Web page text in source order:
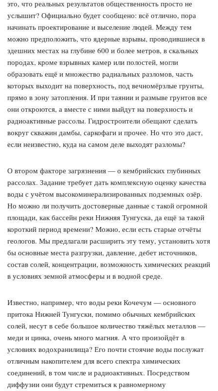
это, что реальных результатов общественность просто не
услышит? Официально будет сообщено: всё отлично, пора
начинать проектирование и выселение людей. Между тем
можно предположить, что ядерные взрывы, проводившиеся в
здешних местах на глубине 600 и более метров, в скальных
породах, кроме взрывных камер или полостей, могли
образовать ещё и множество радиальных разломов, часть
которых выходит на поверхность, под вечномёрзлые грунты,
прямо в зону затопления. И при таянии и размыве грунтов все
они откроются, а вместе с ними выйдут на поверхность и
радиоактивные рассолы. Гидростроители обещают сделать
вокруг скважин дамбы, саркофаги и прочее. Но что это даст,
если неизвестно, куда на самом деле выходят разломы?
О втором факторе загрязнения — о кембрийских глубинных
рассолах. Задание требует дать комплексную оценку качества
воды с учётом высокоминерализированных подземных озёр.
Но можно ли получить достоверные данные с такой огромной
площади, как бассейн реки Нижняя Тунгуска, да ещё за такой
короткий период времени? Можно, если есть старые отчёты
геологов. Мы предлагали расширить эту тему, установить хотя
бы основные места разгрузки, давление, дебет источников,
состав солей, концентрации, возможность химических реакций
в условиях земной атмосферы и в водной среде.
Известно, например, что воды реки Кочечум — основного
притока Нижней Тунгуски, помимо обычных кембрийских
солей, несут в себе большое количество тяжёлых металлов —
меди и цинка, очень много магния. А что произойдёт в
условиях водохранилища? Его почти стоячие воды послужат
отличным накопителем для всего спектра химических
соединений, в том числе и радиоактивных. Посредством
диффузии они будут стремиться к равномерному